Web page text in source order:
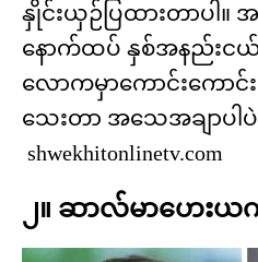
နှိုင်းယှဉ်ပြထားတာပါ
နောက်ထပ် နှစ်အနည်းင
လောကမှာကောင်းကော
သေးတာ အသေအချာပါပဲ
shwekhitonlinetv.com
၂။ ဆာလ်မာဟေးယက်